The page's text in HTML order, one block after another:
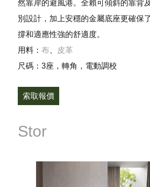
然靠岸的避風港。全賴可傾斜的靠背
別設計，加上安穩的金屬底座更確保
撐和適應性強的舒適度。
用料： 布
皮革
尺碼：3座，轉角，電動調校
索取報價
Stor